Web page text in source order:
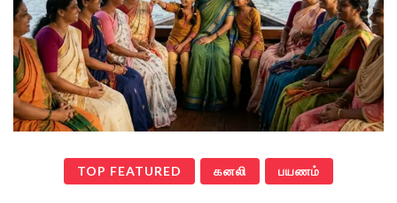
TOP FEATURED கனலி பயணம்